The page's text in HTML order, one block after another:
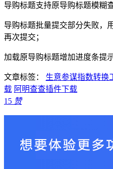
导购标题支持原导购标题模糊查
导购标题批量提交部分失败，
再次提交；
加载原导购标题增加进度条提示
文章标签： 生意参谋指数转换
载 阿明查查插件下载
15 赞